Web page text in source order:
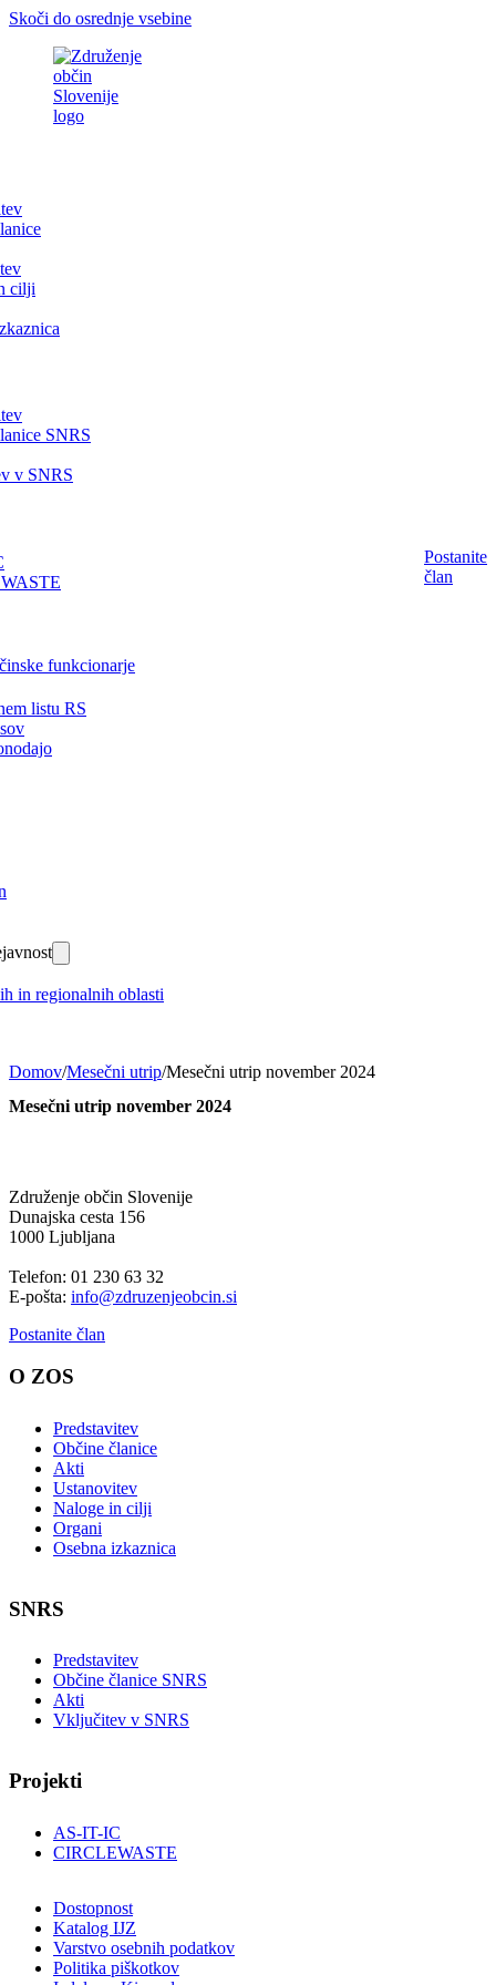
Skoči do osrednje vsebine
cilji
SNRS
v SNRS
funkcionarje
listu RS
in regionalnih oblasti
Postanite
član
Domov/Mesečni utrip/Mesečni utrip november 2024
Mesečni utrip november 2024
Združenje občin Slovenije
Dunajska cesta 156
1000 Ljubljana
Telefon: 01 230 63 32
E-pošta: info@zdruzenjeobcin.si
Postanite član
O ZOS
Predstavitev
Občine članice
Akti
Ustanovitev
Naloge in cilji
Organi
Osebna izkaznica
SNRS
Predstavitev
Občine članice SNRS
Akti
Vključitev v SNRS
Projekti
AS-IT-IC
CIRCLEWASTE
Dostopnost
Katalog IJZ
Varstvo osebnih podatkov
Politika piškotkov